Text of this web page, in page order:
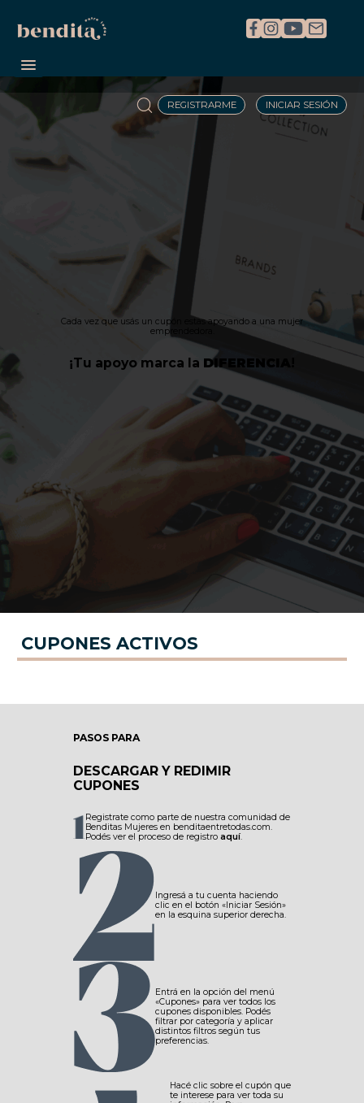
REGISTRARME INICIAR SESIÓN
Cada vez que usás un cupón estas apoyando a una mujer
emprendedora.
¡Tu apoyo marca la DIFERENCIA
CUPONES ACTIVOS
PASOS PARA
DESCARGAR Y REDIMIR
CUPONES
Registrate como parte de nuestra comunidad de
Benditas Mujeres en benditaentretodas.com.
Podés ver el proceso de registro aquí.
Ingresá a tu cuenta haciendo
clic en el botón «Iniciar Sesión»
en la esquina superior derecha.
Entrá en la opción del menú
«Cupones» para ver todos los
cupones disponibles. Podés
filtrar por categoría y aplicar
distintos filtros según tus
preferencias.
Hacé clic sobre el cupón que
te interese para ver toda su